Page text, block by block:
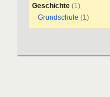
Geschichte (1)
Grundschule (1)